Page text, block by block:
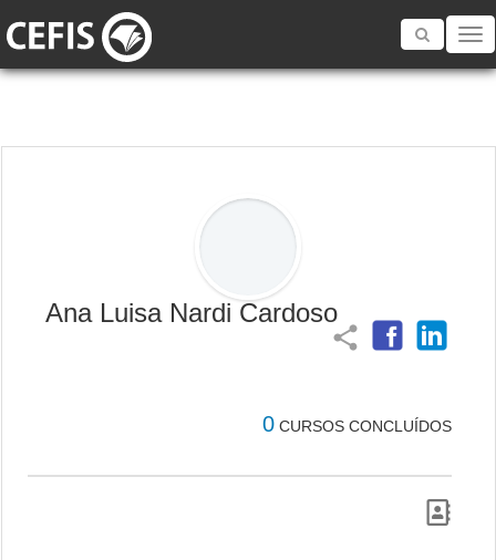
Toggle
Ana Luisa Nardi Cardoso
share
0 CURSOS CONCLUÍDOS